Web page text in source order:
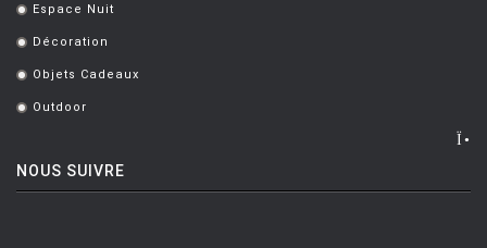
. Espace Nuit
. Décoration
. Objets Cadeaux
. Outdoor
NOUS SUIVRE